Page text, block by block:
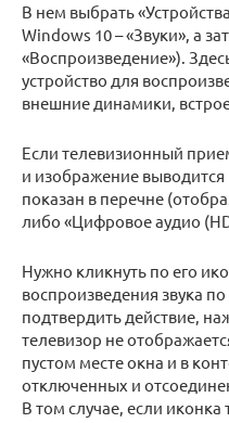
В нем выбрать
Windows 10 – «Звуки», а
«Воспроизведение»).
устройство для
внешние динамики,
Если телевизионный
и изображение выводится
показан в перечне
либо «Цифровое аудио
Нужно кликнуть по его
воспроизведения звука
подтвердить действие,
телевизор не
пустом месте окна и в
отключенных и
В том случае, если